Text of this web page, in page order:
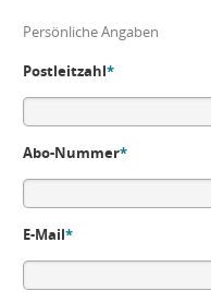
Persönliche Angaben
Postleitzahl*
Abo-Nummer*
E-Mail*